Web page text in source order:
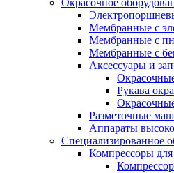
Окрасочное
Мембранные с
Мембранные с
Мембранные с
Аксессуары и
Рукава
Разметочные
Аппараты
Специализированное
Компрессоры